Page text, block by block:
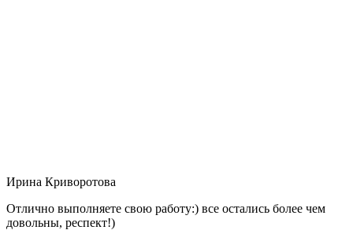
Ирина Криворотова
Отлично выполняете свою работу:) все остались более чем
довольны, респект!)